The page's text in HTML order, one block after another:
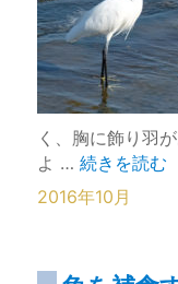
く、胸に飾り羽
よ …“おなじみの
続きを読む
2016年10月